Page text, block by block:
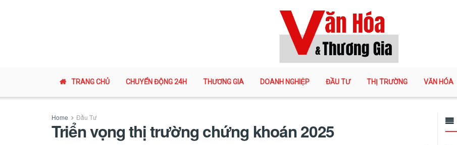
TRANG CHỦ CHUYỂN ĐỘNG 24H THƯƠNG GIA DOANH NGHIỆP ĐẦU TƯ THỊ TRƯỜNG VĂN HÓA
Home Đầu Tư
Triển vọng thị trường chứng khoán 2025